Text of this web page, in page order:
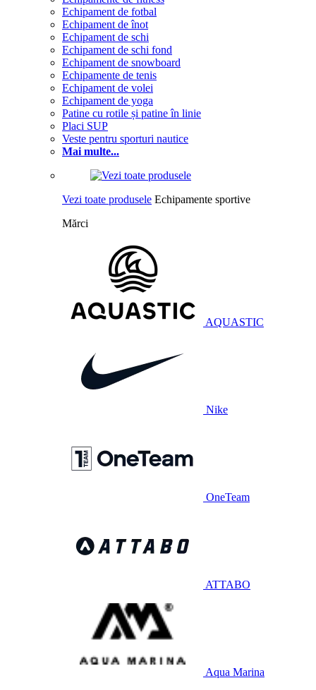
Echipament de fotbal
Echipament de înot
Echipament de schi
Echipament de schi fond
Echipament de snowboard
Echipamente de tenis
Echipament de volei
Echipament de yoga
Patine cu rotile și patine în linie
Placi SUP
Veste pentru sporturi nautice
Mai multe...
Vezi toate produsele Echipamente sportive
Mărci
AQUASTIC
Nike
OneTeam
ATTABO
Aqua Marina